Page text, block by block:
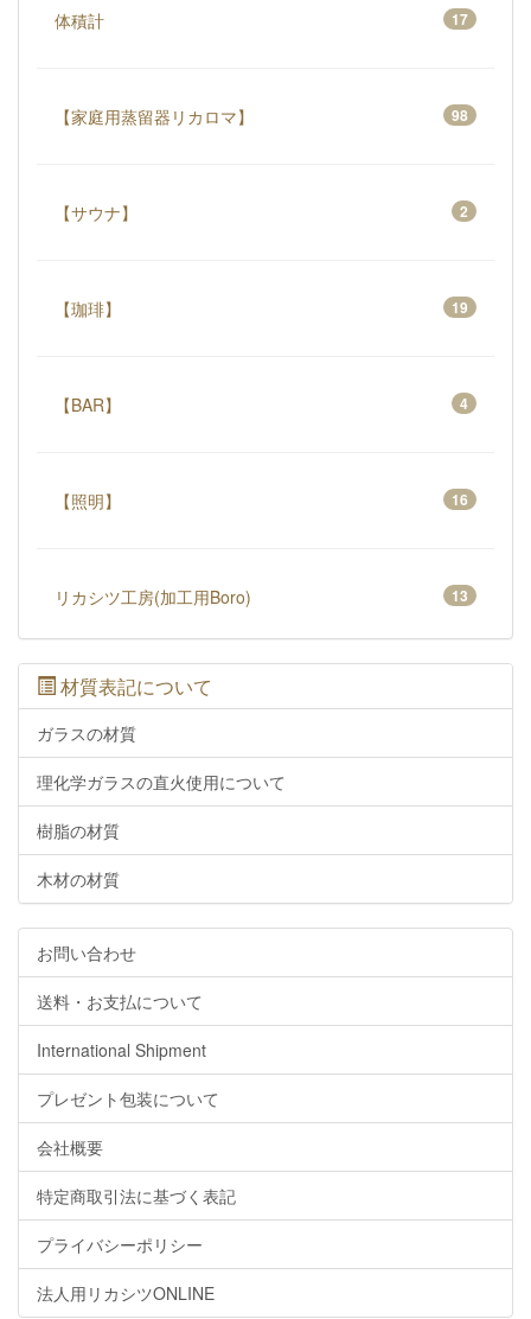
体積計 17
【家庭用蒸留器リカロマ】 98
【サウナ】 2
【珈琲】 19
【BAR】 4
【照明】 16
リカシツ工房(加工用Boro) 13
材質表記について
ガラスの材質
理化学ガラスの直火使用について
樹脂の材質
木材の材質
お問い合わせ
送料・お支払について
International Shipment
プレゼント包装について
会社概要
特定商取引法に基づく表記
プライバシーポリシー
法人用リカシツONLINE